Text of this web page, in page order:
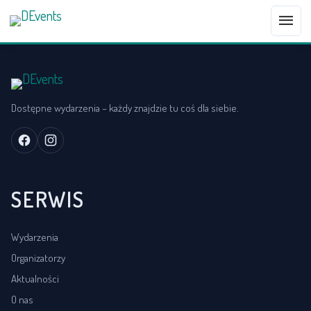
menu
Dostępne wydarzenia – każdy znajdzie tu coś dla siebie.
SERWIS
Wydarzenia
Organizatorzy
Aktualności
O nas